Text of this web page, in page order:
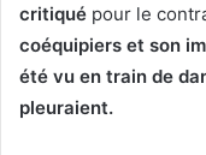
critiqué pour le
coéquipiers et son
été vu en train de
pleuraient.